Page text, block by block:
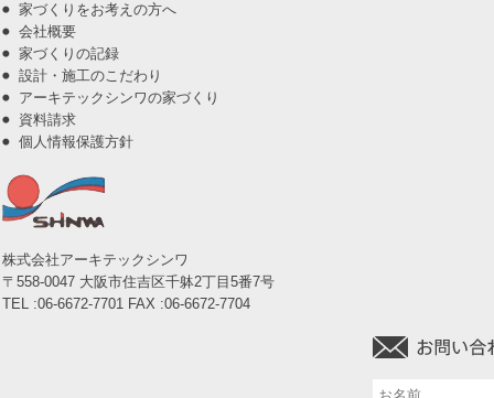
家づくりをお考えの方へ
会社概要
家づくりの記録
設計・施工のこだわり
アーキテックシンワの家づくり
資料請求
個人情報保護方針
株式会社アーキテックシンワ
〒558-0047 大阪市住吉区千躰2丁目5番7号
TEL :06-6672-7701 FAX :06-6672-7704